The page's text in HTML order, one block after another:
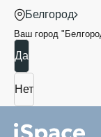
Белгород
Ваш город "